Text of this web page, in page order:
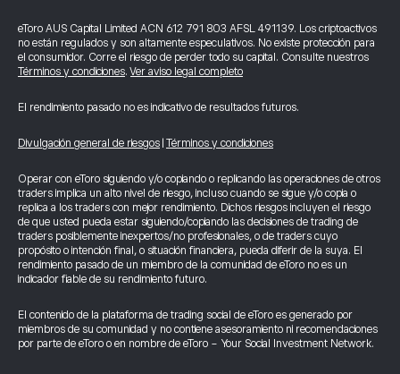
eToro AUS Capital Limited ACN 612 791 803 AFSL 491139. Los criptoactivos
no están regulados y son altamente especulativos. No existe protección para
el consumidor. Corre el riesgo de perder todo su capital. Consulte nuestros
Términos y condiciones.Ver aviso legal completo
El rendimiento pasado no es indicativo de resultados futuros.
Divulgación general de riesgos Términos y condiciones
Operar con eToro siguiendo y/o copiando o replicando las operaciones de otros
traders implica un alto nivel de riesgo, incluso cuando se sigue y/o copia o
replica a los traders con mejor rendimiento. Dichos riesgos incluyen el riesgo
de que usted pueda estar siguiendo/copiando las decisiones de trading de
traders posiblemente inexpertos/no profesionales, o de traders cuyo
propósito o intención final, o situación financiera, pueda diferir de la suya. El
rendimiento pasado de un miembro de la comunidad de eToro no es un
indicador fiable de su rendimiento futuro.
El contenido de la plataforma de trading social de eToro es generado por
miembros de su comunidad y no contiene asesoramiento ni recomendaciones
por parte de eToro o en nombre de eToro - Your Social Investment Network.